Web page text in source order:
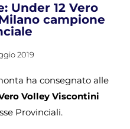
Under 12 Vero
campione
2019
ha consegnato alle
Volley Viscontini
Provinciali.